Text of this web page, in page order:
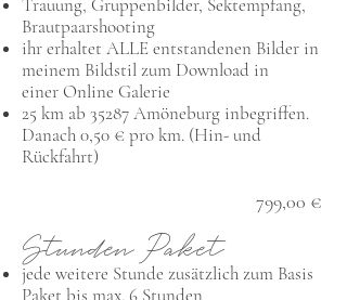
Trauung, Gruppenbilder, Sektempfang,
Brautpaarshooting
ihr erhaltet ALLE entstandenen Bilder in
meinem Bildstil zum Download in
einerOnline Galerie
25 km ab 35287 Amöneburg inbegriffen.
Danach 0,50 € pro km. (Hin- und
Rückfahrt)
799,00 €
Stunden Paket
jede weitere Stunde zusätzlich zum Basis
Paket bis max. 6 Stunden